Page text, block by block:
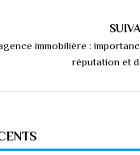
immobilière :
réputation et